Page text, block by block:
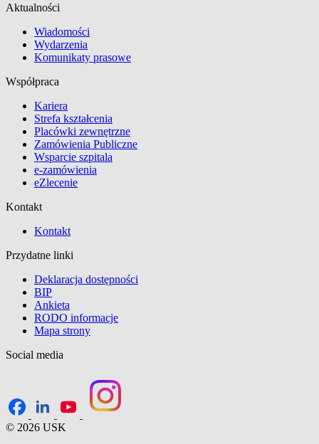
Aktualności
Wiadomości
Wydarzenia
Komunikaty prasowe
Współpraca
Kariera
Strefa kształcenia
Placówki zewnętrzne
Zamówienia Publiczne
Wsparcie szpitala
e-zamówienia
eZlecenie
Kontakt
Kontakt
Przydatne linki
Deklaracja dostępności
BIP
Ankieta
RODO informacje
Mapa strony
Social media
© 2026 USK